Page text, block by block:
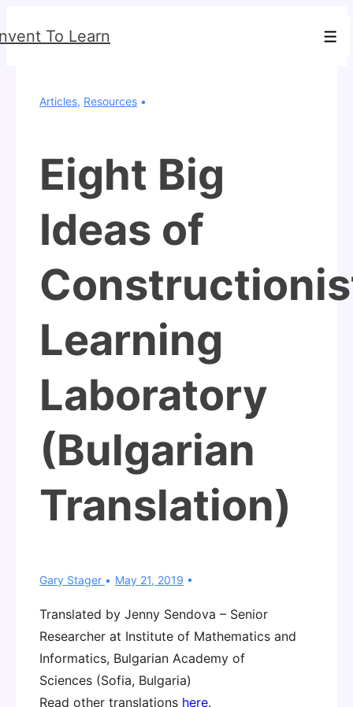
Skip
Content
To Learn
Articles, Resources
Eight Big
Ideas of
Learning
Laboratory
(Bulgarian
Translation)
Gary Stager May 21, 2019
Translated by Jenny Sendova – Senior
Researcher at Institute of Mathematics and
Informatics, Bulgarian Academy of
Sciences (Sofia, Bulgaria)
Read other translations here.